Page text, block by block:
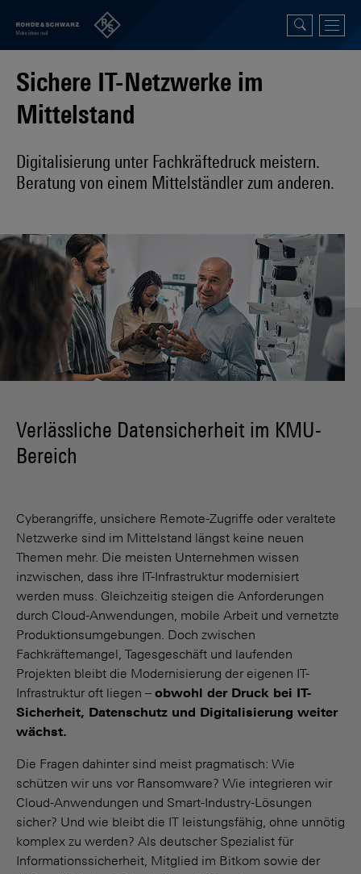
Sichere IT-Netzwerke im
Mittelstand
Digitalisierung unter Fachkräftedruck meistern.
Beratung von einem Mittelständler zum anderen.
Verlässliche Datensicherheit im KMU-
Bereich
Cyberangriffe, unsichere Remote-Zugriffe oder veraltete
Netzwerke sind im Mittelstand längst keine neuen
Themen mehr. Die meisten Unternehmen wissen
inzwischen, dass ihre IT-Infrastruktur modernisiert
werden muss. Gleichzeitig steigen die Anforderungen
durch Cloud-Anwendungen, mobile Arbeit und vernetzte
Produktionsumgebungen. Doch zwischen
Fachkräftemangel, Tagesgeschäft und laufenden
Projekten bleibt die Modernisierung der eigenen IT-
Infrastruktur oft liegen – obwohl der Druck bei IT-
Sicherheit, Datenschutz und Digitalisierung weiter
wächst.
Die Fragen dahinter sind meist pragmatisch: Wie
schützen wir uns vor Ransomware? Wie integrieren wir
Cloud-Anwendungen und Smart-Industry-Lösungen
sicher? Und wie bleibt die IT leistungsfähig, ohne unnötig
komplex zu werden? Als deutscher Spezialist für
Informationssicherheit, Mitglied im Bitkom sowie der